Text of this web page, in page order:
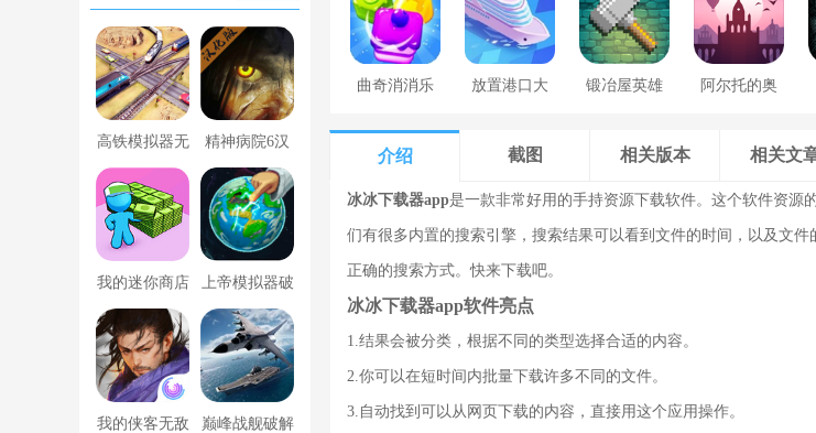
高铁模拟器无
限金币版
精神病院6汉
化版下载
我的迷你商店
破解版无限金
币版下载中文
上帝模拟器破
解版全解锁无
广告
我的侠客无敌 巅峰战舰破解
曲奇消消乐 放置港口大 锻冶屋英雄 阿尔托的奥
介绍 截图 相关版本 相关文
冰冰下载器app是一款非常好用的手持资源下载软件。这个软件资源
们有很多内置的搜索引擎，搜索结果可以看到文件的时间，以及文
正确的搜索方式。快来下载吧。
冰冰下载器app软件亮点
1.结果会被分类，根据不同的类型选择合适的内容。
2.你可以在短时间内批量下载许多不同的文件。
3.自动找到可以从网页下载的内容，直接用这个应用操作。